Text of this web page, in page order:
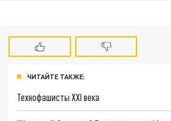
ЧИТАЙТЕ ТАКЖЕ:
Технофашисты XXI века